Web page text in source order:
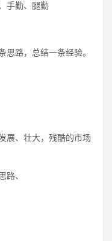
手勤、腿勤
思路，总结一条经验。
展、壮大，残酷的市场
路、